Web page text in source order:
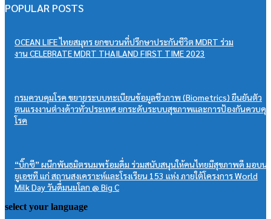
POPULAR POSTS
OCEAN LIFE ไทยสมุทร ยกขบวนที่ปรึกษาประกันชีวิต MDRT ร่วม
งาน CELEBRATE MDRT THAILAND FIRST TIME 2023
กรมควบคุมโรค ขยายระบบทะเบียนข้อมูลชีวภาพ (Biometrics) ยืนยันตัว
ตนแรงงานต่างด้าวทั่วประเทศ ยกระดับระบบสุขภาพและการป้องกันควบคุม
โรค
“บิ๊กซี” ผนึกพันธมิตรนมพร้อมดื่ม ร่วมสนับสนุนให้คนไทยมีสุขภาพดี มอบน
ยูเอชที แก่ สถานสงเคราะห์และโรงเรียน 153 แห่ง ภายใต้โครงการ World
Milk Day วันดื่มนมโลก @ Big C
select your language